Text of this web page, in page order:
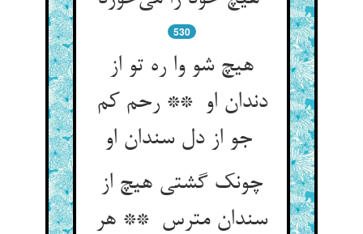
530
هیچ شو وا ره تو از
دندان او ** رحم کم
چونک گشتی هیچ از
سندان مترس ** هر